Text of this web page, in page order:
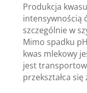
Produkcja
intensywnością
szczególnie w
Mimo spadku
kwas mlekowy
jest
przekształca